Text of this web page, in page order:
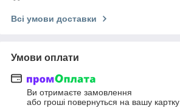
Всі умови доставки
Умови оплати
Ви отримаєте замовлення
або гроші повернуться на вашу картку